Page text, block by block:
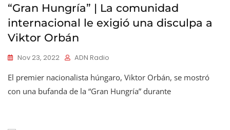
“Gran Hungría” | La comunidad
internacional le exigió una disculpa a
Viktor Orbán
Nov 23, 2022 ADN Radio
El premier nacionalista húngaro, Viktor Orbán, se mostró
con una bufanda de la “Gran Hungría” durante